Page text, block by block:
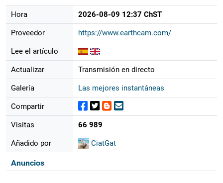
Hora 2026-08-09 12:37 ChST
Proveedor https://www.earthcam.com/
Lee el artículo
Actualizar Transmisión en directo
Galería Las mejores instantáneas
Compartir
Visitas 66 989
Añadido por CiatGat
Anuncios